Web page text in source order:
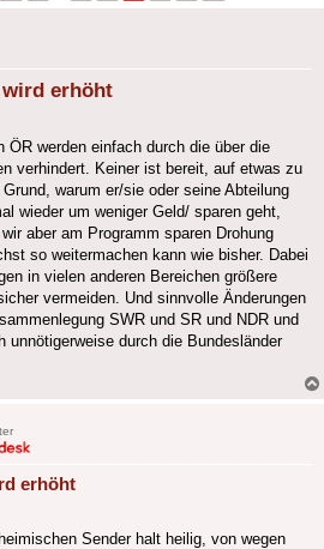
erhöht
ÖR werden einfach durch die über die
verhindert. Keiner ist bereit, auf etwas zu
warum er/sie oder seine Abteilung
wieder um weniger Geld/ sparen geht,
aber am Programm sparen Drohung
so weitermachen kann wie bisher. Dabei
in vielen anderen Bereichen größere
vermeiden. Und sinnvolle Änderungen
SWR und SR und NDR und
unnötigerweise durch die Bundesländer
erhöht
Sender halt heilig, von wegen